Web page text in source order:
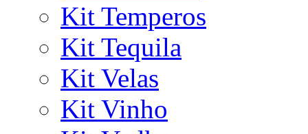
Kit Temperos
Kit Tequila
Kit Velas
Kit Vinho